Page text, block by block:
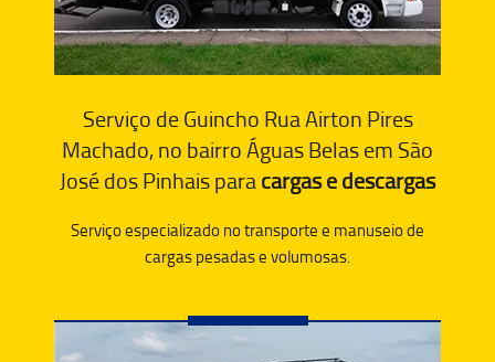
Serviço de Guincho Rua Airton Pires
Machado, no bairro Águas Belas em São
José dos Pinhais paracargas e descargas
Serviço especializado no transporte e manuseio de
cargas pesadas e volumosas.